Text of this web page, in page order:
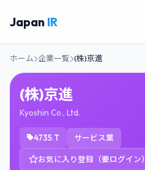
Japan IR
ホーム 企業一覧 (株)京進
(株)京進
Kyoshin Co., Ltd.
4735.T サービス業
お気に入り登録（要ログイン）